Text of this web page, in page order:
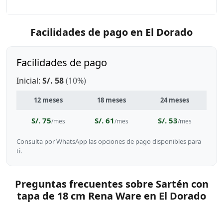
Facilidades de pago en El Dorado
Facilidades de pago
Inicial: S/. 58(10%)
12 meses 18 meses 24 meses
S/. 75/mes S/. 61/mes S/. 53/mes
Consulta por WhatsApp las opciones de pago disponibles para
ti.
Preguntas frecuentes sobre Sartén con
tapa de 18 cm Rena Ware en El Dorado